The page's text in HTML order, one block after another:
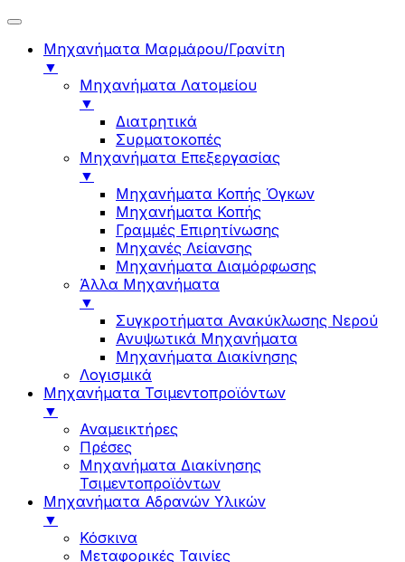
Μηχανήματα Μαρμάρου/Γρανίτη
▼
Μηχανήματα Λατομείου
▼
Διατρητικά
Συρματοκοπές
Μηχανήματα Επεξεργασίας
▼
Μηχανήματα Κοπής Όγκων
Μηχανήματα Κοπής
Γραμμές Επιρητίνωσης
Μηχανές Λείανσης
Μηχανήματα Διαμόρφωσης
Άλλα Μηχανήματα
▼
Συγκροτήματα Ανακύκλωσης Νερού
Ανυψωτικά Μηχανήματα
Μηχανήματα Διακίνησης
Λογισμικά
Μηχανήματα Τσιμεντοπροϊόντων
▼
Αναμεικτήρες
Πρέσες
Μηχανήματα Διακίνησης
Τσιμεντοπροϊόντων
Μηχανήματα Αδρανών Υλικών
▼
Κόσκινα
Μεταφορικές Ταινίες